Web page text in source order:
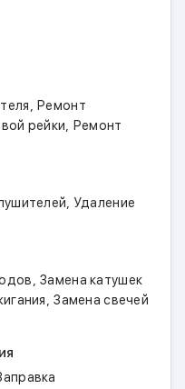
,Ремонт
рейки, Ремонт
, Удаление
,Замена катушек
,Замена свечей